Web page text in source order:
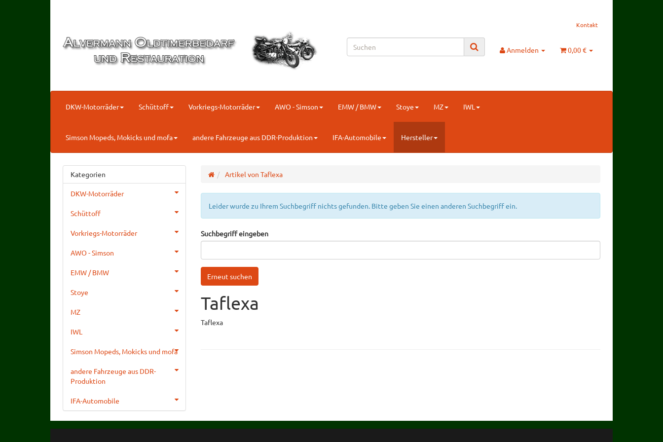
Kontakt
Anmelden 0,00 €
DKW-Motorräder Schüttoff Vorkriegs-Motorräder AWO - Simson EMW / BMW Stoye MZ IWL
Simson Mopeds, Mokicks und mofa andere Fahrzeuge aus DDR-Produktion IFA-Automobile Hersteller
Artikel von Taflexa
Leider wurde zu Ihrem Suchbegriff nichts gefunden. Bitte geben Sie einen anderen Suchbegriff ein.
Suchbegriff eingeben
Taflexa
Taflexa
Kategorien
DKW-Motorräder
Schüttoff
Vorkriegs-Motorräder
AWO - Simson
EMW / BMW
Stoye
MZ
IWL
Simson Mopeds, Mokicks und mofa
andere Fahrzeuge aus DDR-
Produktion
IFA-Automobile